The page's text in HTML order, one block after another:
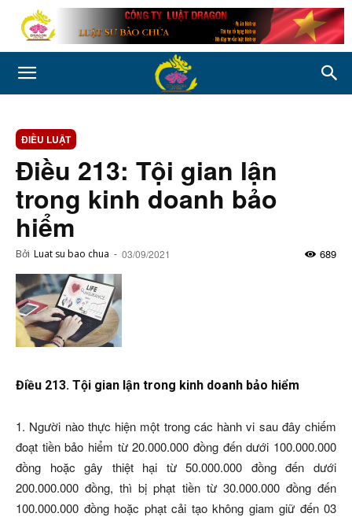
ĐIỀU LUẬT
Điều 213: Tội gian lận
trong kinh doanh bảo
hiểm
Bởi Luat su bao chua - 03/09/2021 689
Điều 213. Tội gian lận trong kinh doanh bảo hiểm
1. Người nào thực hiện một trong các hành vi sau đây chiếm
đoạt tiền bảo hiểm từ 20.000.000 đồng đến dưới 100.000.000
đồng hoặc gây thiệt hại từ 50.000.000 đồng đến dưới
200.000.000 đồng, thì bị phạt tiền từ 30.000.000 đồng đến
100.000.000 đồng hoặc phạt cải tạo không giam giữ đến 03